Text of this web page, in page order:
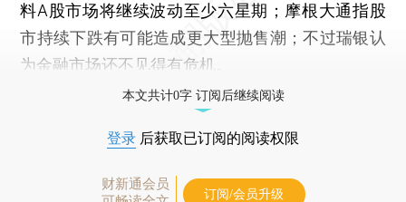
料A股市场将继续波动至少六星期；摩根大通指股
市持续下跌有可能造成更大型抛售潮；不过瑞银认
为金融市场还不见得有危机。
本文共计0字 订阅后继续阅读
登录 后获取已订阅的阅读权限
财新通会员
订阅/会员升级